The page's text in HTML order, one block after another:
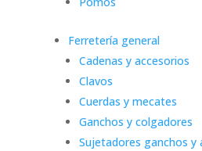
Ferretería general
Cadenas y accesorios
Clavos
Cuerdas y mecates
Ganchos y colgadores
Sujetadores ganchos y